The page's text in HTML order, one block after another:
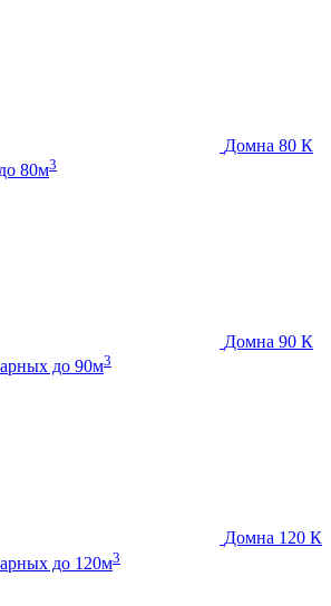
Домна 80 К
80м3
Домна 90 К
до 90м3
Домна 120 К
до 120м3